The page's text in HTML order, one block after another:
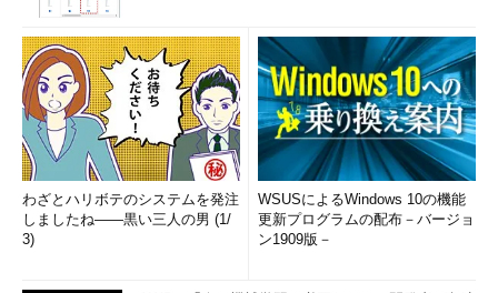
わざとハリボテのシステムを発注
しましたね――黒い三人の男 (1/
3)
WSUSによるWindows 10の機能
更新プログラムの配布－バージョ
ン1909版－